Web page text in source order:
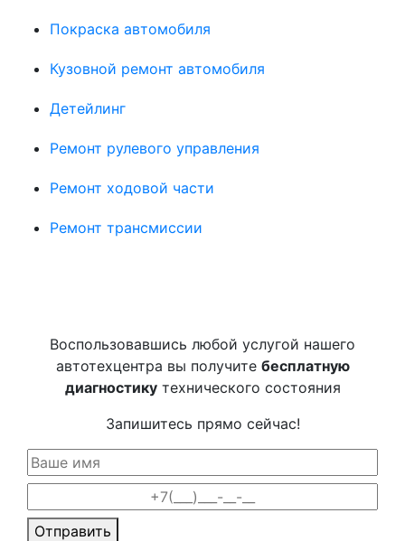
Покраска автомобиля
Кузовной ремонт автомобиля
Детейлинг
Ремонт рулевого управления
Ремонт ходовой части
Ремонт трансмиссии
Воспользовавшись любой услугой нашего
автотехцентра вы получите бесплатную
диагностикутехнического состояния
Запишитесь прямо сейчас!
Отправить